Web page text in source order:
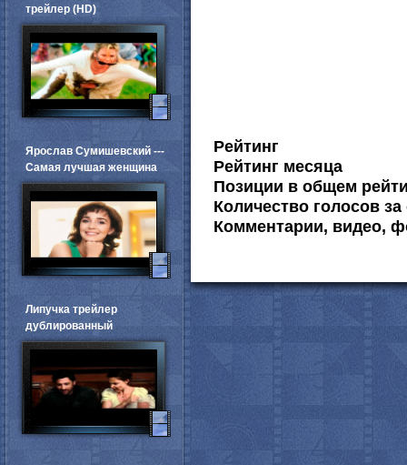
Рейтинг
Рейтинг месяца
Позиции в общем
Количество голосов за
Комментарии, видео,
трейлер (HD)
Ярослав Сумишевский ---
Самая лучшая женщина
Липучка трейлер
дублированный